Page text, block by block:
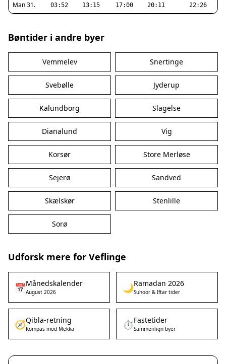
Man 31. 03:52 13:15 17:00 20:11 22:26
Bøntider i andre byer
Vemmelev Snertinge
Svebølle Jyderup
Kalundborg Slagelse
Dianalund Vig
Korsør Store Merløse
Sejerø Sandved
Skælskør Stenlille
Sorø
Udforsk mere for Veflinge
📅Månedskalender
August 2026 🌙Ramadan 2026
Suhoor & Iftar tider
🧭Qibla-retning
Kompas mod Mekka ⏱️Fastetider
Sammenlign byer